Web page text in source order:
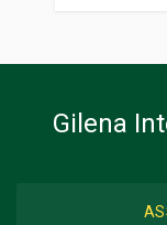
Gilena